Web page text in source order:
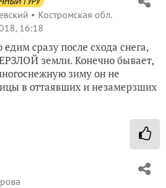
Костромская обл.
16:18
сразу после схода снега,
земли. Конечно бывает,
зиму он не
в оттаявших и незамерзших